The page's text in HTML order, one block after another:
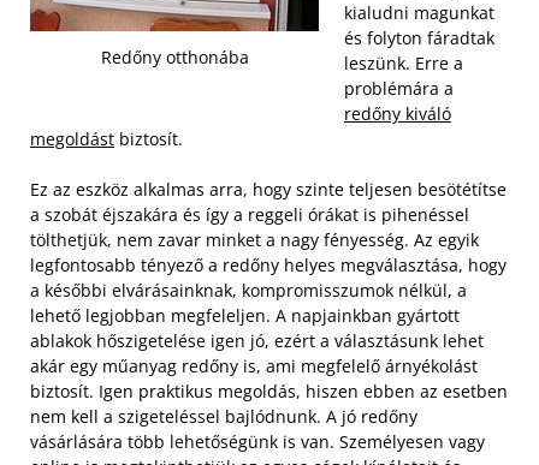
Redőny otthonába
kialudni magunkat
és folyton fáradtak
leszünk. Erre a
problémára a
redőny kiváló
megoldást biztosít.
Ez az eszköz alkalmas arra, hogy szinte teljesen besötétítse
a szobát éjszakára és így a reggeli órákat is pihenéssel
tölthetjük, nem zavar minket a nagy fényesség. Az egyik
legfontosabb tényező a redőny helyes megválasztása, hogy
a későbbi elvárásainknak, kompromisszumok nélkül, a
lehető legjobban megfeleljen. A napjainkban gyártott
ablakok hőszigetelése igen jó, ezért a választásunk lehet
akár egy műanyag redőny is, ami megfelelő árnyékolást
biztosít. Igen praktikus megoldás, hiszen ebben az esetben
nem kell a szigeteléssel bajlódnunk. A jó redőny
vásárlására több lehetőségünk is van. Személyesen vagy